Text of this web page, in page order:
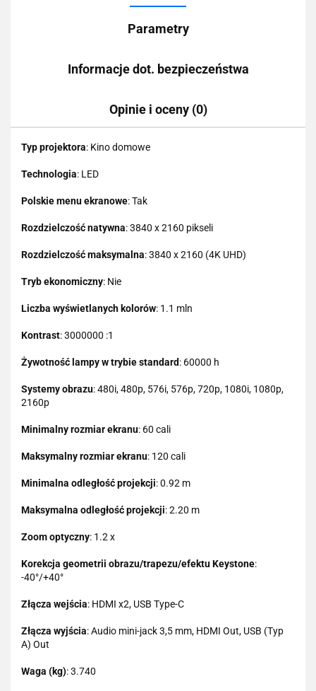
Parametry
Informacje dot. bezpieczeństwa
Opinie i oceny (0)
Typ projektora: Kino domowe
Technologia: LED
Polskie menu ekranowe: Tak
Rozdzielczość natywna: 3840 x 2160 pikseli
Rozdzielczość maksymalna: 3840 x 2160 (4K UHD)
Tryb ekonomiczny: Nie
Liczba wyświetlanych kolorów: 1.1 mln
Kontrast: 3000000 :1
Żywotność lampy w trybie standard: 60000 h
Systemy obrazu: 480i, 480p, 576i, 576p, 720p, 1080i, 1080p,
2160p
Minimalny rozmiar ekranu: 60 cali
Maksymalny rozmiar ekranu: 120 cali
Minimalna odległość projekcji: 0.92 m
Maksymalna odległość projekcji: 2.20 m
Zoom optyczny: 1.2 x
Korekcja geometrii obrazu/trapezu/efektu Keystone:
-40°/+40°
Złącza wejścia: HDMI x2, USB Type-C
Złącza wyjścia: Audio mini-jack 3,5 mm, HDMI Out, USB (Typ
A) Out
Waga (kg): 3.740